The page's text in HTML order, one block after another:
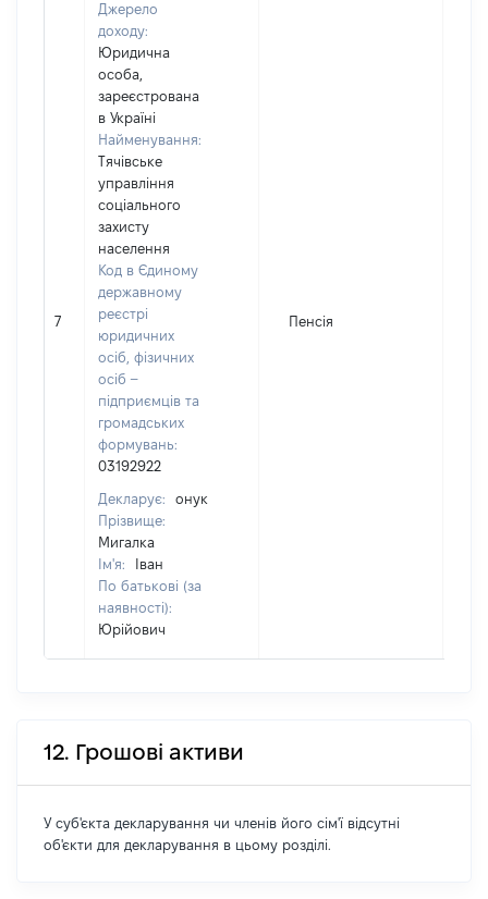
7
Джерело
доходу:
Юридична
особа,
зареєстрована
в Україні
Найменування:
Тячівське
управління
соціального
захисту
населення
Код в Єдиному
державному
реєстрі
юридичних
осіб, фізичних
осіб –
підприємців та
громадських
формувань:
03192922
Декларує:
онук
Прізвище:
Мигалка
Ім'я:
Іван
По батькові (за
наявності):
Юрійович
Пенсія
12. Грошові активи
У суб'єкта декларування чи членів його сім'ї відсутні
об'єкти для декларування в цьому розділі.